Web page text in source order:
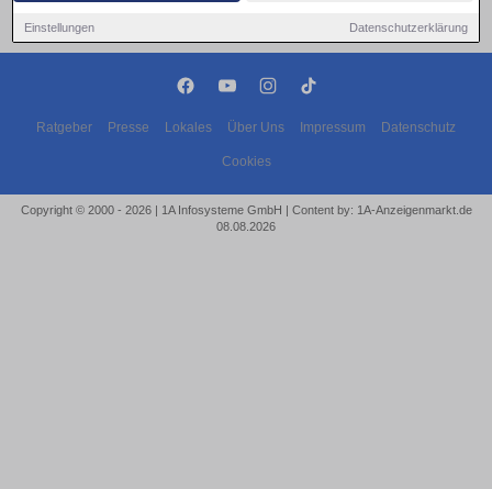
Einstellungen Datenschutzerklärung
Ratgeber Presse Lokales Über Uns Impressum Datenschutz
Cookies
Copyright © 2000 - 2026 | 1A Infosysteme GmbH | Content by: 1A-Anzeigenmarkt.de
08.08.2026